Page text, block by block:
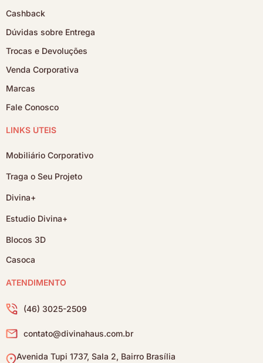
Cashback
Dúvidas sobre Entrega
Trocas e Devoluções
Venda Corporativa
Marcas
Fale Conosco
LINKS ÚTEIS
Mobiliário Corporativo
Traga o Seu Projeto
Divina+
Estudio Divina+
Blocos 3D
Casoca
ATENDIMENTO
(46) 3025-2509
contato@divinahaus.com.br
Avenida Tupi 1737, Sala 2, Bairro Brasília